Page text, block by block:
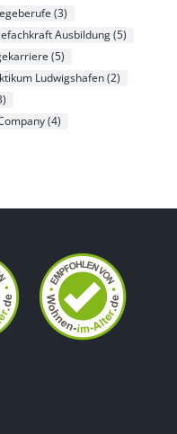
(3)
Ausbildung(5)
(5)
Ludwigshafen(2)
(4)